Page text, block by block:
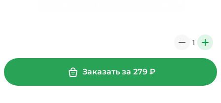
1 +
Заказать за 279₽